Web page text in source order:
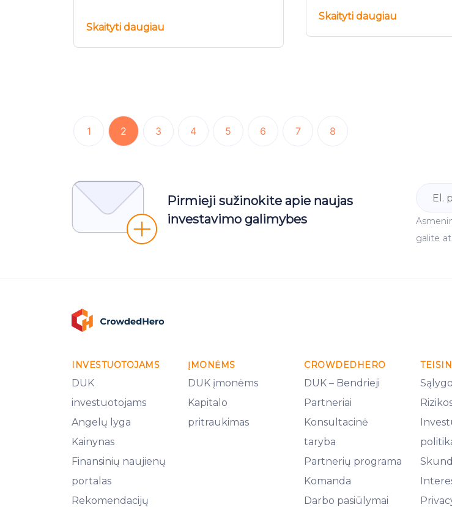
Skaityti daugiau
Skaityti daugiau
1 2 3 4 5 6 7 8
Pirmieji sužinokite apie naujas
investavimo galimybes
galite
INVESTUOTOJAMS
DUK
investuotojams
Angelų lyga
Kainynas
Finansinių naujienų
portalas
Rekomendacijų
ĮMONĖMS
DUK įmonėms
Kapitalo
pritraukimas
CROWDEDHERO
DUK – Bendrieji
Partneriai
Konsultacinė
taryba
Partnerių programa
Komanda
Darbo pasiūlymai